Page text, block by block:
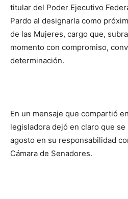
titular del Poder Ejecutivo
Pardo al designarla como
de las Mujeres, cargo que,
momento con compromiso,
determinación.
En un mensaje que compartió
legisladora dejó en claro que
agosto en su responsabilidad
Cámara de Senadores.